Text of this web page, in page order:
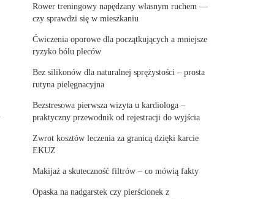
Rower treningowy napędzany własnym ruchem —
czy sprawdzi się w mieszkaniu
Ćwiczenia oporowe dla początkujących a mniejsze
ryzyko bólu pleców
Bez silikonów dla naturalnej sprężystości – prosta
rutyna pielęgnacyjna
Bezstresowa pierwsza wizyta u kardiologa –
praktyczny przewodnik od rejestracji do wyjścia
Zwrot kosztów leczenia za granicą dzięki karcie
EKUZ
Makijaż a skuteczność filtrów – co mówią fakty
Opaska na nadgarstek czy pierścionek z